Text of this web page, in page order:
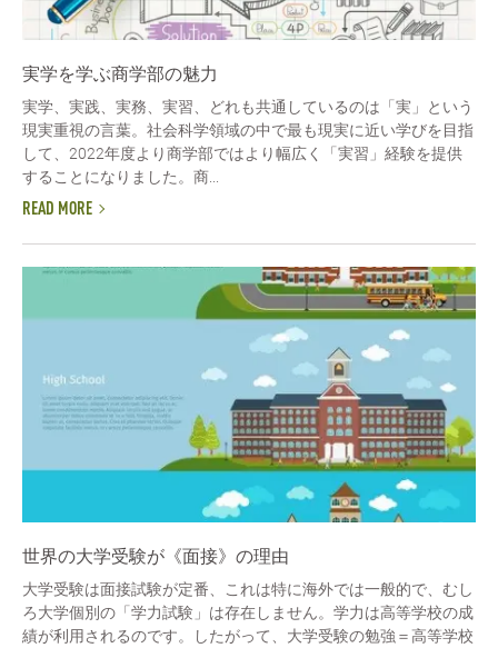
実学を学ぶ商学部の魅力
実学、実践、実務、実習、どれも共通しているのは「実」という
現実重視の言葉。社会科学領域の中で最も現実に近い学びを目指
して、2022年度より商学部ではより幅広く「実習」経験を提供
することになりました。商...
READ MORE
世界の大学受験が《面接》の理由
大学受験は面接試験が定番、これは特に海外では一般的で、むし
ろ大学個別の「学力試験」は存在しません。学力は高等学校の成
績が利用されるのです。したがって、大学受験の勉強＝高等学校